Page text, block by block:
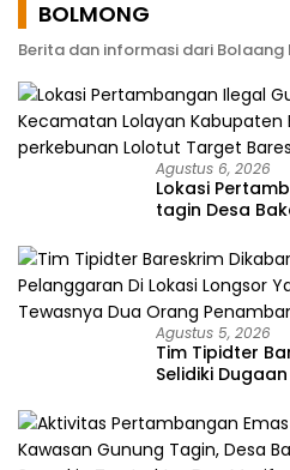
BOLMONG
Berita dan informasi dari
Agustus 6, 2026
Lokasi
tagin Desa
perkebunan
TIPEDTER
Agustus 5, 2026
Tim Tipidter
Selidiki
Dua Orang